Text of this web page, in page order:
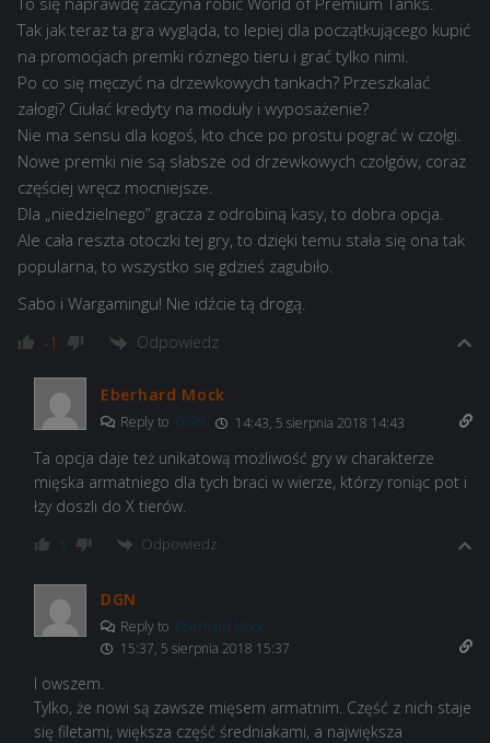
Tak jak teraz ta gra wygląda, to lepiej dla początkującego kupić
na promocjach premki róznego tieru i grać tylko nimi.
Po co się męczyć na drzewkowych tankach? Przeszkalać
załogi? Ciułać kredyty na moduły i wyposażenie?
Nie ma sensu dla kogoś, kto chce po prostu pograć w czołgi.
Nowe premki nie są słabsze od drzewkowych czołgów, coraz
częściej wręcz mocniejsze.
Dla „niedzielnego” gracza z odrobiną kasy, to dobra opcja.
Ale cała reszta otoczki tej gry, to dzięki temu stała się ona tak
popularna, to wszystko się gdzieś zagubiło.
Sabo i Wargamingu! Nie idźcie tą drogą.
-1 Odpowiedz
Eberhard Mock
Reply to DGN 14:43, 5 sierpnia 2018 14:43
Ta opcja daje też unikatową możliwość gry w charakterze
mięska armatniego dla tych braci w wierze, którzy roniąc pot i
łzy doszli do X tierów.
1 Odpowiedz
DGN
Reply to Eberhard Mock
15:37, 5 sierpnia 2018 15:37
I owszem.
Tylko, że nowi są zawsze mięsem armatnim. Część z nich staje
się filetami, większa część średniakami, a największa